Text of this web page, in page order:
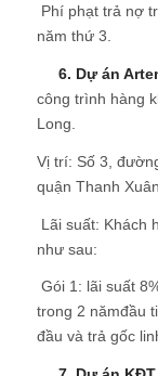
 Phí phạt trả
năm thứ 3.
6. Dự án
công trình hàng
Long.
Vị trí: Số 3,
quận Thanh
 Lãi suất:
như sau:
 Gói 1: lãi suất
trong 2 nămđầu
đầu và trả gốc